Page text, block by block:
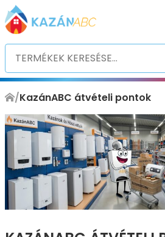
/KazánABC átvételi pontok